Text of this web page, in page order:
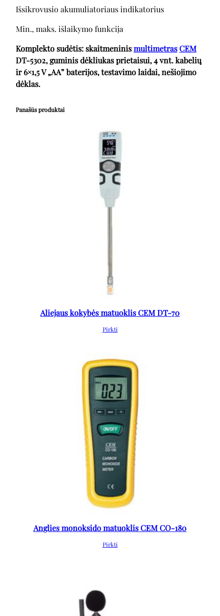
Išsikrovusio akumuliatoriaus indikatorius
Min., maks. išlaikymo funkcija
Komplekto sudėtis: skaitmeninismultimetrasCEM
DT-5302, guminis dėkliukas prietaisui, 4 vnt. kabelių
ir 6×1,5 V „AA” baterijos, testavimo laidai, nešiojimo
dėklas.
Panašūs produktai
Aliejaus kokybės matuoklis CEM DT-70
Pirkti
Anglies monoksido matuoklis CEM CO-180
Pirkti